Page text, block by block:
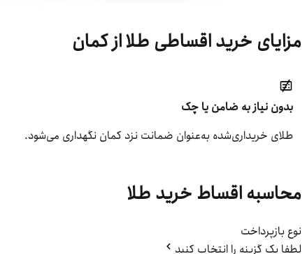
مزایای خرید اقساطی طلا از کمان
بدون نیاز به ضامن یا چک
طلای خریداری‌شده به‌عنوان ضمانت نزد کمان نگهداری می‌شود.
محاسبه اقساط خرید طلا
نوع بازپرداخت
لطفا یک گزینه را انتخاب کنید